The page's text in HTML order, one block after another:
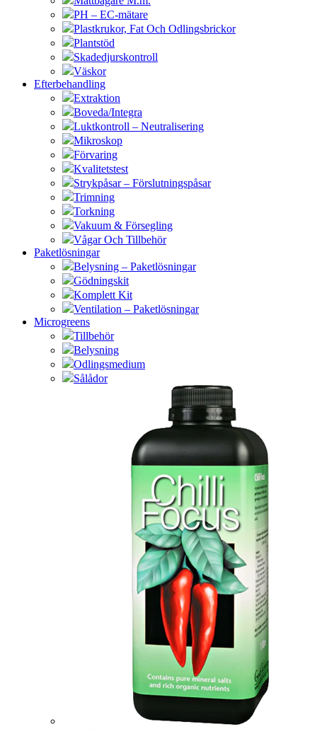
PH – EC-mätare
Plastkrukor, Fat Och Odlingsbrickor
Plantstöd
Skadedjurskontroll
Väskor
Efterbehandling
Extraktion
Boveda/Integra
Luktkontroll – Neutralisering
Mikroskop
Förvaring
Kvalitetstest
Strykpåsar – Förslutningspåsar
Trimning
Torkning
Vakuum & Försegling
Vågar Och Tillbehör
Paketlösningar
Belysning – Paketlösningar
Gödningskit
Komplett Kit
Ventilation – Paketlösningar
Microgreens
Tillbehör
Belysning
Odlingsmedium
Sålådor